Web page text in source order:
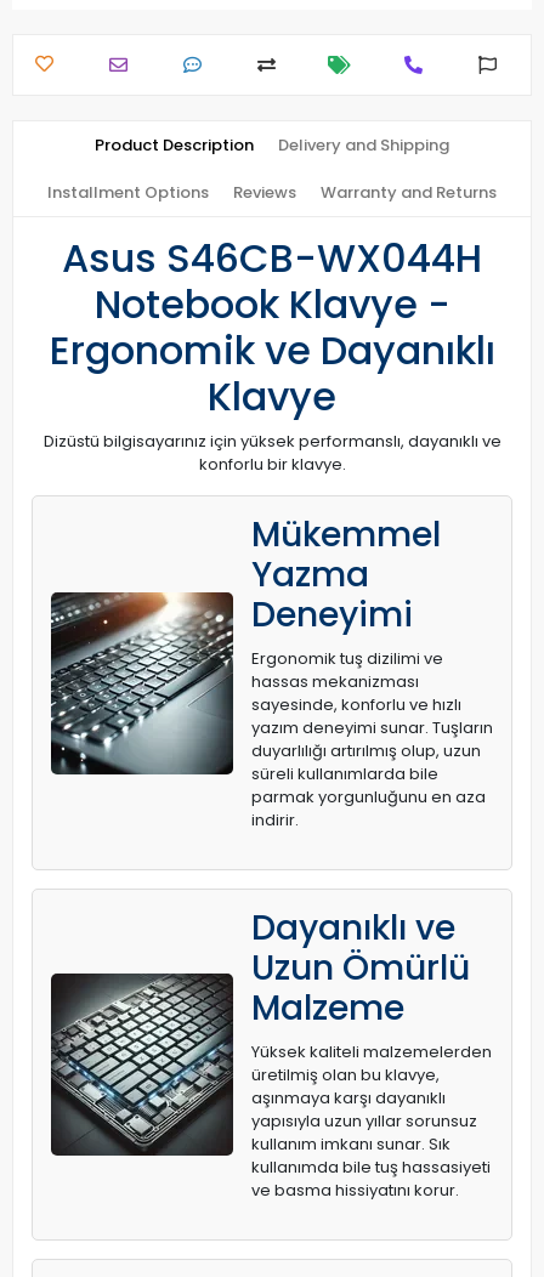
Product Description Delivery and Shipping
Installment Options Reviews Warranty and Returns
Asus S46CB-WX044H
Notebook Klavye -
Ergonomik ve Dayanıklı
Klavye
Dizüstü bilgisayarınız için yüksek performanslı, dayanıklı ve
konforlu bir klavye.
Mükemmel
Yazma
Deneyimi
Ergonomik tuş dizilimi ve
hassas mekanizması
sayesinde, konforlu ve hızlı
yazım deneyimi sunar. Tuşların
duyarlılığı artırılmış olup, uzun
süreli kullanımlarda bile
parmak yorgunluğunu en aza
indirir.
Dayanıklı ve
Uzun Ömürlü
Malzeme
Yüksek kaliteli malzemelerden
üretilmiş olan bu klavye,
aşınmaya karşı dayanıklı
yapısıyla uzun yıllar sorunsuz
kullanım imkanı sunar. Sık
kullanımda bile tuş hassasiyeti
ve basma hissiyatını korur.